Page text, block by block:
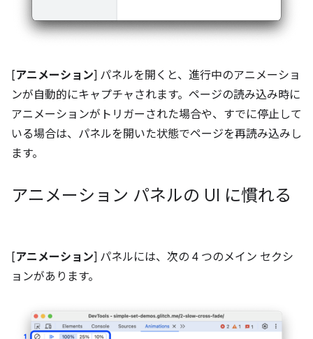
[アニメーション] パネルを開くと、進行中のアニメーショ
ンが自動的にキャプチャされます。ページの読み込み時に
アニメーションがトリガーされた場合や、すでに停止して
いる場合は、パネルを開いた状態でページを再読み込みし
ます。
アニメーション パネルの UI に慣れる
[アニメーション] パネルには、次の 4 つのメイン セクシ
ョンがあります。